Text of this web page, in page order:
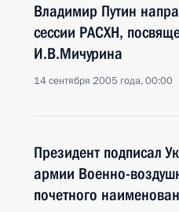
Владимир Путин
сессии РАСХН,
И.В.Мичурина
14 сентября 2005 года, 00:00
Президент подписал
армии Военно-
почетного